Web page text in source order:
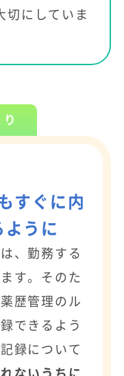
切にしていま
すぐに内
うに
、勤務する
す。そのた
歴管理のル
できるよう
録について
ないうちに